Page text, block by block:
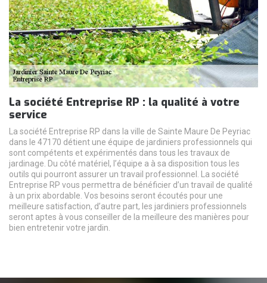
La société Entreprise RP : la qualité à votre
service
La société Entreprise RP dans la ville de Sainte Maure De Peyriac
dans le 47170 détient une équipe de jardiniers professionnels qui
sont compétents et expérimentés dans tous les travaux de
jardinage. Du côté matériel, l’équipe a à sa disposition tous les
outils qui pourront assurer un travail professionnel. La société
Entreprise RP vous permettra de bénéficier d’un travail de qualité
à un prix abordable. Vos besoins seront écoutés pour une
meilleure satisfaction, d’autre part, les jardiniers professionnels
seront aptes à vous conseiller de la meilleure des manières pour
bien entretenir votre jardin.